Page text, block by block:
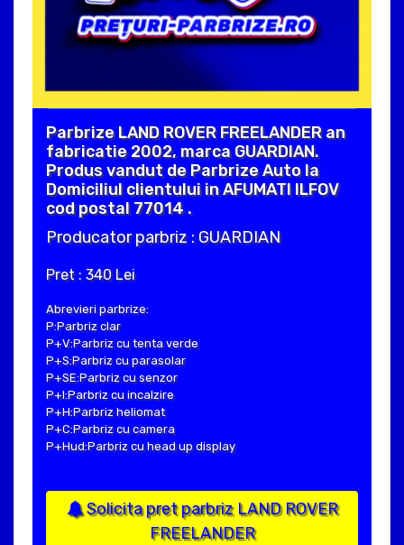
Parbrize LAND ROVER FREELANDER an
fabricatie 2002, marca GUARDIAN.
Produs vandut de Parbrize Auto la
Domiciliul clientului in AFUMATI ILFOV
cod postal 77014 .
Producator parbriz : GUARDIAN
Pret : 340 Lei
Abrevieri parbrize:
P:Parbriz clar
P+V:Parbriz cu tenta verde
P+S:Parbriz cu parasolar
P+SE:Parbriz cu senzor
P+I:Parbriz cu incalzire
P+H:Parbriz heliomat
P+C:Parbriz cu camera
P+Hud:Parbriz cu head up display
Solicita pret parbriz LAND ROVER
FREELANDER